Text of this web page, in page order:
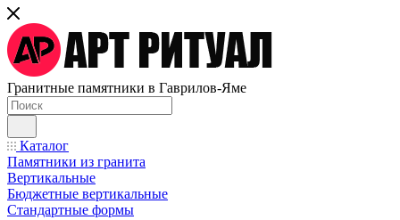
Гранитные памятники в Гаврилов-Яме
Каталог
Памятники из гранита
Вертикальные
Бюджетные вертикальные
Стандартные формы